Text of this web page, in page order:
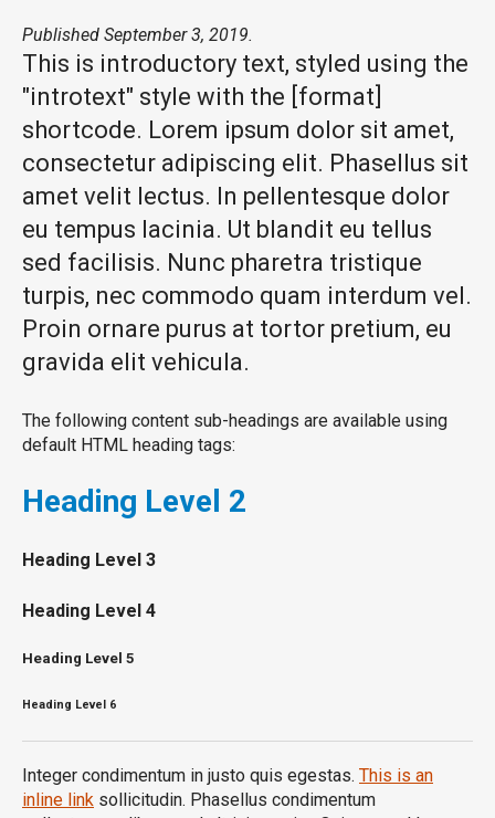
Published September 3, 2019.
This is introductory text, styled using the
"introtext" style with the [format]
shortcode. Lorem ipsum dolor sit amet,
consectetur adipiscing elit. Phasellus sit
amet velit lectus. In pellentesque dolor
eu tempus lacinia. Ut blandit eu tellus
sed facilisis. Nunc pharetra tristique
turpis, nec commodo quam interdum vel.
Proin ornare purus at tortor pretium, eu
gravida elit vehicula.
The following content sub-headings are available using
default HTML heading tags:
Heading Level 2
Heading Level 3
Heading Level 4
Heading Level 5
Heading Level 6
Integer condimentum in justo quis egestas. This is an
inline link sollicitudin. Phasellus condimentum